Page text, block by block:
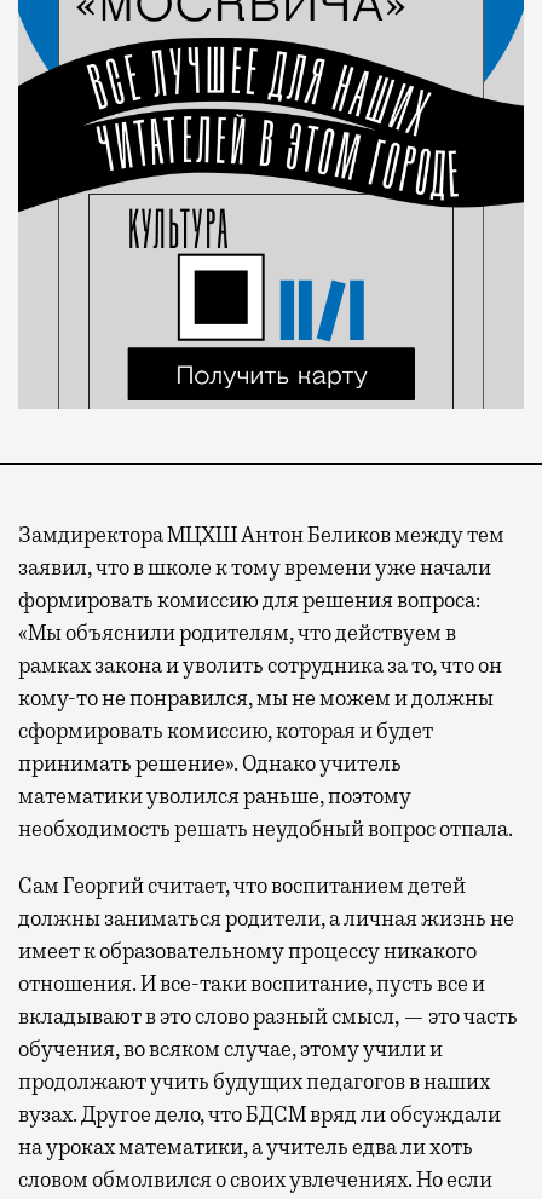
Замдиректора МЦХШ Антон Беликов между тем
заявил, что в школе к тому времени уже начали
формировать комиссию для решения вопроса:
«Мы объяснили родителям, что действуем в
рамках закона и уволить сотрудника за то, что он
кому-то не понравился, мы не можем и должны
сформировать комиссию, которая и будет
принимать решение». Однако учитель
математики уволился раньше, поэтому
необходимость решать неудобный вопрос отпала.
Сам Георгий считает, что воспитанием детей
должны заниматься родители, а личная жизнь не
имеет к образовательному процессу никакого
отношения. И все-таки воспитание, пусть все и
вкладывают в это слово разный смысл, — это часть
обучения, во всяком случае, этому учили и
продолжают учить будущих педагогов в наших
вузах. Другое дело, что БДСМ вряд ли обсуждали
на уроках математики, а учитель едва ли хоть
словом обмолвился о своих увлечениях. Но если